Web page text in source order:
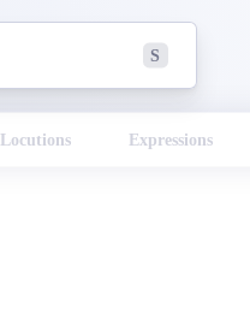
S
Locutions Expressions